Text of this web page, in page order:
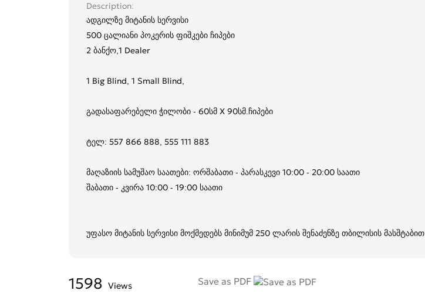
Description
ადგილზე მიტანის სერვისი
500 ცალიანი პოკერის ფიშკები ჩიპები
2 ბანქო,1 Dealer
1 Big Blind, 1 Small Blind,
გადასაფარებელი ჭილობი - 60სმ X 90სმ.ჩიპები
ტელ: 557 866 888, 555 111 883
მაღაზიის სამუშაო საათები: ორშაბათი - პარასკევი 10:00 - 20:00 საათი
შაბათი - კვირა 10:00 - 19:00 საათი
უფასო მიტანის სერვისი მოქმედებს მინიმუმ 250 ლარის შენაძენზე თბილისის მასშტაბით
Save as PDF
1598 Views